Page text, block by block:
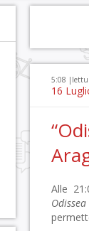
5:08 |
16
Alle